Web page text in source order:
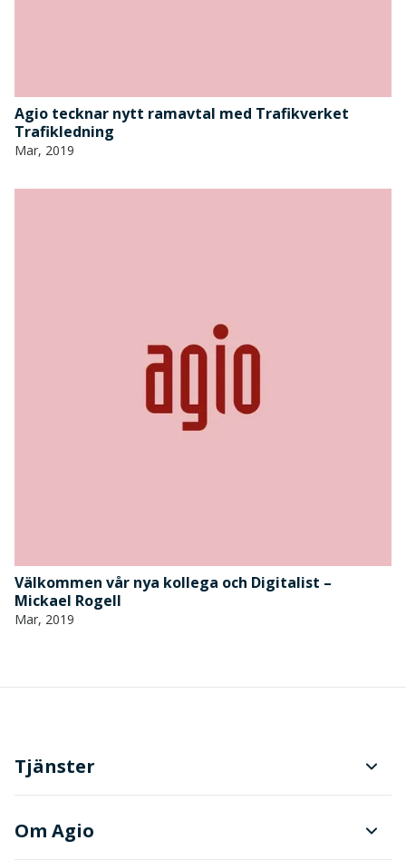
Agio tecknar nytt ramavtal med Trafikverket
Trafikledning
Mar, 2019
Välkommen vår nya kollega och Digitalist –
Mickael Rogell
Mar, 2019
Tjänster
Planering och produktionsstyrning
Om Agio